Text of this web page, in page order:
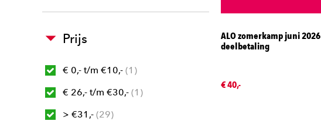
Prijs
€ 0,- t/m €10,- 1
€ 26,- t/m €30,- 1
> €31,- 29
ALO zomerkamp juni 2026
deelbetaling
€ 40,-